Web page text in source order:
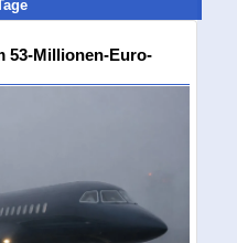
53-Millionen-Euro-